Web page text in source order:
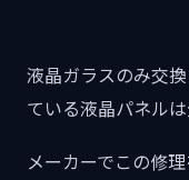
液晶ガラスのみ交
ている液晶パネル
メーカーでこの修